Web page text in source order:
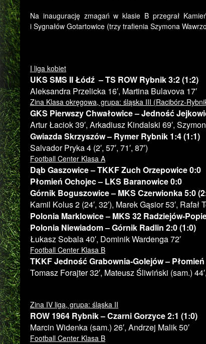
Na inaugurację zmagań w klasie B przegrał
i Sygnałów Gotartowice (trzy trafienia Szymona
I liga kobiet
UKS SMS II Łódź – TS ROW Rybnik 3:2 (1:2)
Aleksandra Przelicka 16′, Martina Bulavova 17′
Zina Klasa okręgowa, grupa: śląska III (Racibórz-
GKS Pierwszy Chwałowice – Jedność
Artur Łaciok 39′, Arkadiusz Kindalski 69′,
Gwiazda Skrzyszów – Rymer Rybnik 1:4 (1:1)
Salvador Pryka 4 (2′, 57′, 71′, 87′)
Football Center Klasa A
Dąb Gaszowice – TKKF Zuch Orzepowice 0:0
Płomień Ochojec – LKS Baranowice 0:0
Górnik Boguszowice – MKS Czerwionka 5:0
Kamil Kolus 2 (24′, 32′), Marek Gąsior 53′, Rafał
Polonia Marklowice – MKS 32 Radziejów-
Polonia Niewiadom – Górnik Radlin 2:0 (1:0)
Łukasz Sobala 40′, Dominik Wardenga 72′
Football Center Klasa B
TKKF Jedność Grabownia-Golejów –
Tomasz Forajter 32′, Mateusz Śliwiński (sam.)
Zina IV liga, grupa: śląska II
ROW 1964 Rybnik – Czarni Gorzyce 2:1 (1:0)
Marcin Widenka (sam.) 26′, Andrzej Malik 50′
Football Center Klasa B